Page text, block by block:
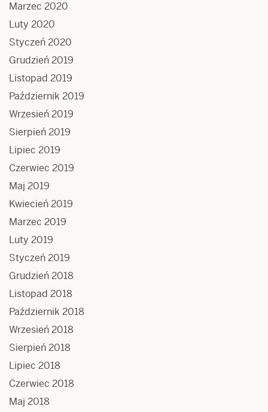
Marzec 2020
Luty 2020
Styczeń 2020
Grudzień 2019
Listopad 2019
Październik 2019
Wrzesień 2019
Sierpień 2019
Lipiec 2019
Czerwiec 2019
Maj 2019
Kwiecień 2019
Marzec 2019
Luty 2019
Styczeń 2019
Grudzień 2018
Listopad 2018
Październik 2018
Wrzesień 2018
Sierpień 2018
Lipiec 2018
Czerwiec 2018
Maj 2018